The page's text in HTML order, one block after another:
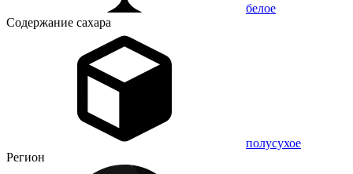
белое
Содержание сахара
полусухое
Регион